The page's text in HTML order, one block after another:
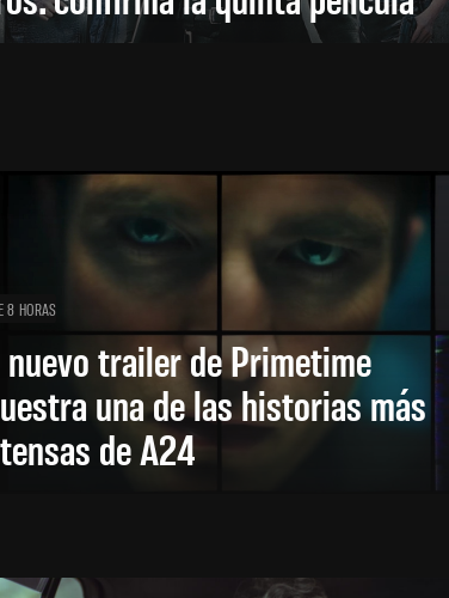
8 HORAS
nuevo trailer de Primetime
una de las historias más
de A24